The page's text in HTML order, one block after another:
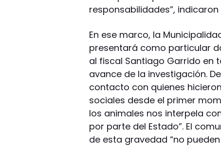
responsabilidades”,
En ese marco, la
presentará como particular
al fiscal Santiago Garrido en
avance de la investigación.
contacto con quienes
sociales desde el primer
los animales nos interpela
por parte del Estado”. El
de esta gravedad “no